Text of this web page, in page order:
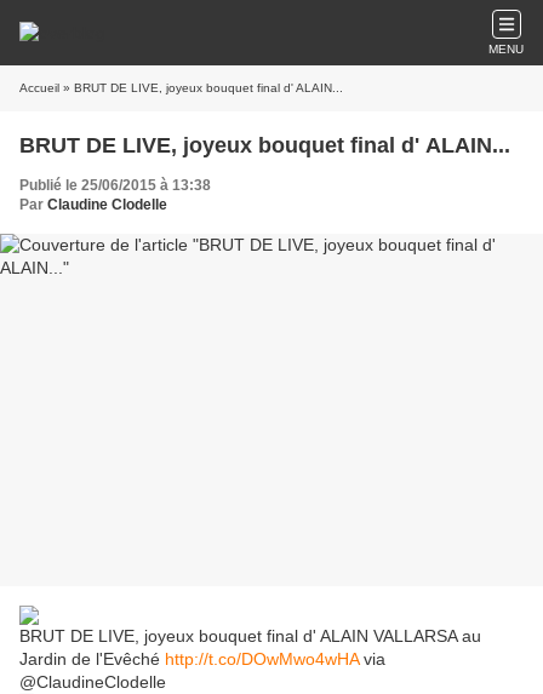
MENU
Accueil » BRUT DE LIVE, joyeux bouquet final d' ALAIN...
BRUT DE LIVE, joyeux bouquet final d' ALAIN...
Publié le 25/06/2015 à 13:38
Par Claudine Clodelle
BRUT DE LIVE, joyeux bouquet final d' ALAIN VALLARSA au
Jardin de l'Evêché http://t.co/DOwMwo4wHAvia
@ClaudineClodelle